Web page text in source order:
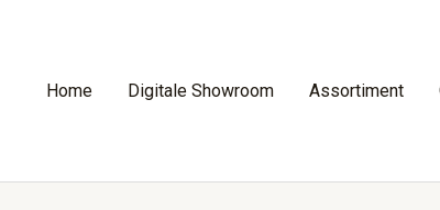
Home Digitale Showroom Assortiment